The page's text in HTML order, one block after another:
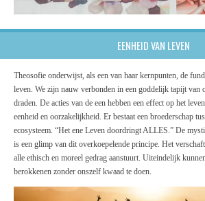
EENHEID VAN LEVEN
Theosofie onderwijst, als een van haar kernpunten, de
leven. We zijn nauw verbonden in een goddelijk tapijt van
draden. De acties van de een hebben een effect op het
eenheid en oorzakelijkheid. Er bestaat een broederschap
ecosysteem. “Het ene Leven doordringt ALLES.” De
is een glimp van dit overkoepelende principe. Het
alle ethisch en moreel gedrag aanstuurt. Uiteindelijk
berokkenen zonder onszelf kwaad te doen.